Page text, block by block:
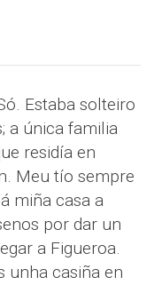
Estaba solteiro
a única familia
residía en
Meu tío sempre
miña casa a
por dar un
a Figueroa.
unha casiña en